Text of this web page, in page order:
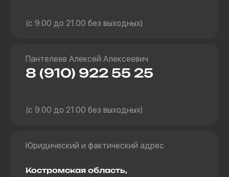
(с 9.00 до 21.00 без выходных)
Пантелеев Алексей Алексеевич
8 (910) 922 55 25
(с 9.00 до 21.00 без выходных)
Юридический и фактический адрес
Костромская область,